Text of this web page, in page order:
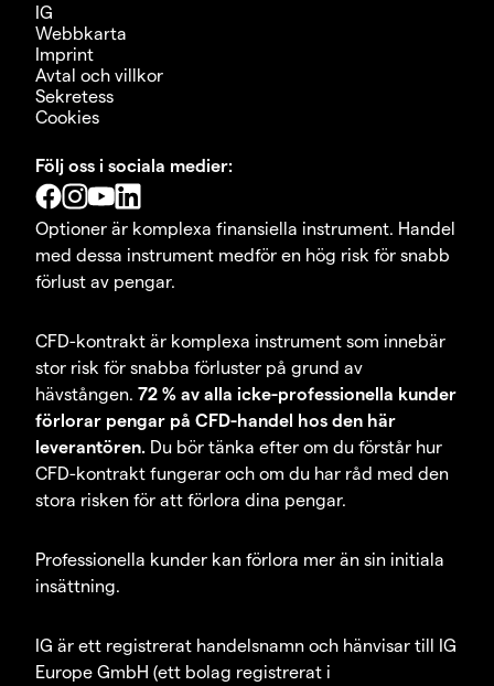
IG
Webbkarta
Imprint
Avtal och villkor
Sekretess
Cookies
Följ oss i sociala medier:
Optioner är komplexa finansiella instrument. Handel
med dessa instrument medför en hög risk för snabb
förlust av pengar.
CFD-kontrakt är komplexa instrument som innebär
stor risk för snabba förluster på grund av
hävstången. 72 % av alla icke-professionella kunder
förlorar pengar på CFD-handel hos den här
leverantören. Du bör tänka efter om du förstår hur
CFD-kontrakt fungerar och om du har råd med den
stora risken för att förlora dina pengar.
Professionella kunder kan förlora mer än sin initiala
insättning.
IG är ett registrerat handelsnamn och hänvisar till IG
Europe GmbH (ett bolag registrerat i